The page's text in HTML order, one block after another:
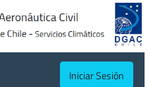
Iniciar Sesión